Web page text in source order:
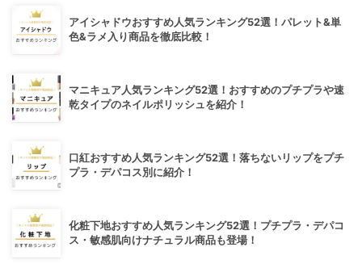
アイシャドウおすすめ人気ランキング52選！パレット&単
色&ラメ入り商品を徹底比較！
マニキュア人気ランキング52選！おすすめのプチプラや速
乾タイプのネイルポリッシュを紹介！
口紅おすすめ人気ランキング52選！落ちないリップをプチ
プラ・デパコス別に紹介！
化粧下地おすすめ人気ランキング52選！プチプラ・デパコ
ス・敏感肌向けナチュラル商品も登場！